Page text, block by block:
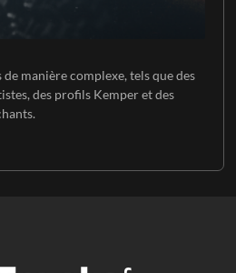
de manière complexe, tels que des
des profils Kemper et des